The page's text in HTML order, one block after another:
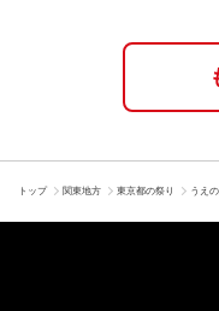
トップ 関東地方 東京都の祭り うえ